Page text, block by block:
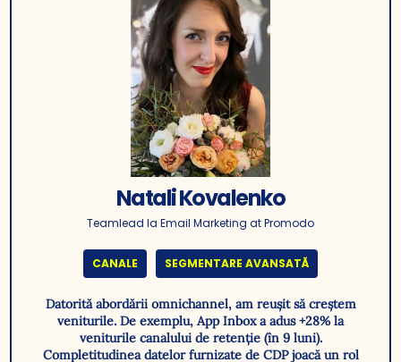
Natali Kovalenko
Teamlead la Email Marketing at Promodo
CANALE SEGMENTARE AVANSATĂ
Datorită abordării omnichannel, am reușit să creștem
veniturile. De exemplu, App Inbox a adus +28% la
veniturile canalului de retenție (în 9 luni).
Completitudinea datelor furnizate de CDP joacă un rol